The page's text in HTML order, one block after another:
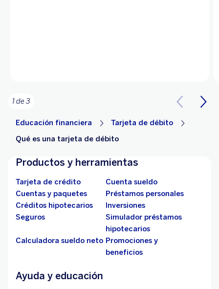
1 de 3
Educación financiera
Tarjeta de débito
Qué es una tarjeta de débito
Productos y herramientas
Tarjeta de crédito
Cuenta sueldo
Cuentas y paquetes
Préstamos personales
Créditos hipotecarios
Inversiones
Seguros
Simulador préstamos
hipotecarios
Calculadora sueldo neto Promociones y
beneficios
Ayuda y educación